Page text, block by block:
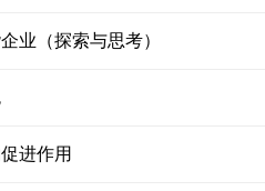
业（探索与思考）
进作用